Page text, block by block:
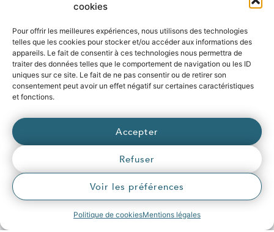
cookies
Pour offrir les meilleures expériences, nous utilisons des technologies
telles que les cookies pour stocker et/ou accéder aux informations des
appareils. Le fait de consentir à ces technologies nous permettra de
traiter des données telles que le comportement de navigation ou les ID
uniques sur ce site. Le fait de ne pas consentir ou de retirer son
consentement peut avoir un effet négatif sur certaines caractéristiques
et fonctions.
Accepter
Refuser
Voir les préférences
Politique de cookiesMentions légales
Lun > jeu : 9h-12h et 14h-16h30
Ven:9h-12h et 14h-16h
Contact
Emplois
fibre.syane.fr/syanchaleur.fr/syanenr.com/
eborn.fr
© 2026 Syane
Accessibilité (partiellement conforme)Plan du site